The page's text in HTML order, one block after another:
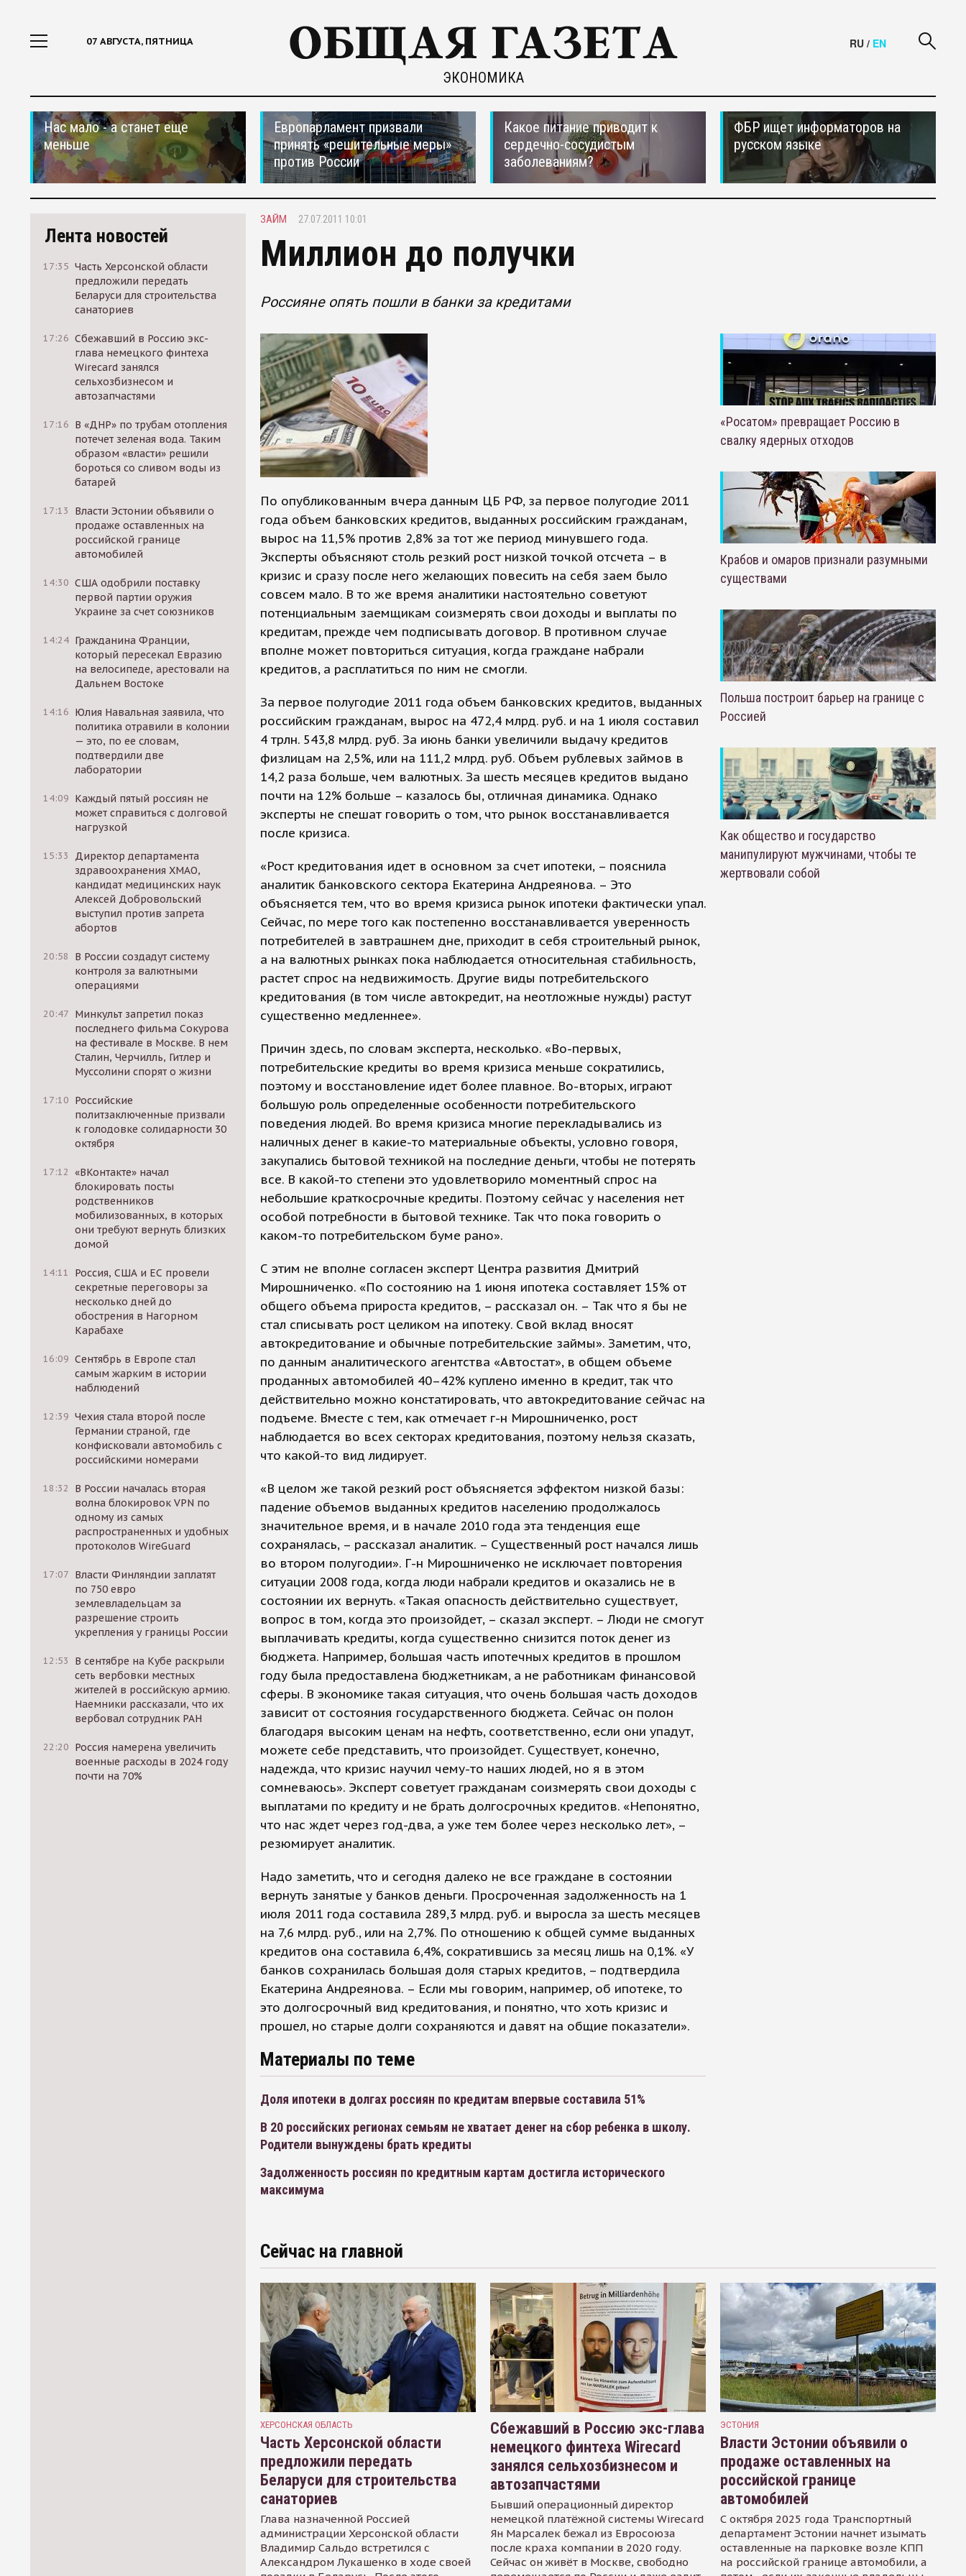
07 АВГУСТА, ПЯТНИЦА
ЭКОНОМИКА
RU / EN
Нас мало - а станет еще
меньше
Европарламент призвали
принять «решительные меры»
против России
Какое питание приводит к
сердечно-сосудистым
заболеваниям?
ФБР ищет информаторов на
русском языке
Лента новостей
17:35 Часть Херсонской области
предложили передать
Беларуси для строительства
санаториев
17:26 Сбежавший в Россию экс-
глава немецкого финтеха
Wirecard занялся
сельхозбизнесом и
автозапчастями
17:16 В «ДНР» по трубам отопления
потечет зеленая вода. Таким
образом «власти» решили
бороться со сливом воды из
батарей
17:13
Власти Эстонии объявили о
продаже оставленных на
российской границе
автомобилей
14:30 США одобрили поставку
первой партии оружия
Украине за счет союзников
14:24 Гражданина Франции,
который пересекал Евразию
на велосипеде, арестовали на
Дальнем Востоке
14:16 Юлия Навальная заявила, что
политика отравили в колонии
— это, по ее словам,
подтвердили две
лаборатории
14:09 Каждый пятый россиян не
может справиться с долговой
нагрузкой
15:33
Директор департамента
здравоохранения ХМАО,
кандидат медицинских наук
Алексей Добровольский
выступил против запрета
абортов
20:58
В России создадут систему
контроля за валютными
операциями
20:47 Минкульт запретил показ
последнего фильма Сокурова
на фестивале в Москве. В нем
Сталин, Черчилль, Гитлер и
Муссолини спорят о жизни
17:10 Российские
политзаключенные призвали
к голодовке солидарности 30
октября
17:12 «ВКонтакте» начал
блокировать посты
родственников
мобилизованных, в которых
они требуют вернуть близких
домой
14:11
Россия, США и ЕС провели
секретные переговоры за
несколько дней до
обострения в Нагорном
Карабахе
16:09 Сентябрь в Европе стал
самым жарким в истории
наблюдений
12:39 Чехия стала второй после
Германии страной, где
конфисковали автомобиль с
российскими номерами
18:32
В России началась вторая
волна блокировок VPN по
одному из самых
распространенных и удобных
протоколов WireGuard
17:07 Власти Финляндии заплатят
по 750 евро
землевладельцам за
разрешение строить
укрепления у границы России
12:53
В сентябре на Кубе раскрыли
сеть вербовки местных
жителей в российскую армию.
Наемники рассказали, что их
вербовал сотрудник РАН
22:20 Россия намерена увеличить
военные расходы в 2024 году
почти на 70%
ЗАЙМ 27.07.2011 10:01
Миллион до получки
Россияне опять пошли в банки за кредитами
По опубликованным вчера данным ЦБ РФ, за первое полугодие 2011
года объем банковских кредитов, выданных российским гражданам,
вырос на 11,5% против 2,8% за тот же период минувшего года.
Эксперты объясняют столь резкий рост низкой точкой отсчета – в
кризис и сразу после него желающих повесить на себя заем было
совсем мало. В то же время аналитики настоятельно советуют
потенциальным заемщикам соизмерять свои доходы и выплаты по
кредитам, прежде чем подписывать договор. В противном случае
вполне может повториться ситуация, когда граждане набрали
кредитов, а расплатиться по ним не смогли.
За первое полугодие 2011 года объем банковских кредитов, выданных
российским гражданам, вырос на 472,4 млрд. руб. и на 1 июля составил
4 трлн. 543,8 млрд. руб. За июнь банки увеличили выдачу кредитов
физлицам на 2,5%, или на 111,2 млрд. руб. Объем рублевых займов в
14,2 раза больше, чем валютных. За шесть месяцев кредитов выдано
почти на 12% больше – казалось бы, отличная динамика. Однако
эксперты не спешат говорить о том, что рынок восстанавливается
после кризиса.
«Рост кредитования идет в основном за счет ипотеки, – пояснила
аналитик банковского сектора Екатерина Андреянова. – Это
объясняется тем, что во время кризиса рынок ипотеки фактически упал.
Сейчас, по мере того как постепенно восстанавливается уверенность
потребителей в завтрашнем дне, приходит в себя строительный рынок,
а на валютных рынках пока наблюдается относительная стабильность,
растет спрос на недвижимость. Другие виды потребительского
кредитования (в том числе автокредит, на неотложные нужды) растут
существенно медленнее».
Причин здесь, по словам эксперта, несколько. «Во-первых,
потребительские кредиты во время кризиса меньше сократились,
поэтому и восстановление идет более плавное. Во-вторых, играют
большую роль определенные особенности потребительского
поведения людей. Во время кризиса многие перекладывались из
наличных денег в какие-то материальные объекты, условно говоря,
закупались бытовой техникой на последние деньги, чтобы не потерять
все. В какой-то степени это удовлетворило моментный спрос на
небольшие краткосрочные кредиты. Поэтому сейчас у населения нет
особой потребности в бытовой технике. Так что пока говорить о
каком-то потребительском буме рано».
С этим не вполне согласен эксперт Центра развития Дмитрий
Мирошниченко. «По состоянию на 1 июня ипотека составляет 15% от
общего объема прироста кредитов, – рассказал он. – Так что я бы не
стал списывать рост целиком на ипотеку. Свой вклад вносят
автокредитование и обычные потребительские займы». Заметим, что,
по данным аналитического агентства «Автостат», в общем объеме
проданных автомобилей 40–42% куплено именно в кредит, так что
действительно можно констатировать, что автокредитование сейчас на
подъеме. Вместе с тем, как отмечает г-н Мирошниченко, рост
наблюдается во всех секторах кредитования, поэтому нельзя сказать,
что какой-то вид лидирует.
«В целом же такой резкий рост объясняется эффектом низкой базы:
падение объемов выданных кредитов населению продолжалось
значительное время, и в начале 2010 года эта тенденция еще
сохранялась, – рассказал аналитик. – Существенный рост начался лишь
во втором полугодии». Г-н Мирошниченко не исключает повторения
ситуации 2008 года, когда люди набрали кредитов и оказались не в
состоянии их вернуть. «Такая опасность действительно существует,
вопрос в том, когда это произойдет, – сказал эксперт. – Люди не смогут
выплачивать кредиты, когда существенно снизится поток денег из
бюджета. Например, большая часть ипотечных кредитов в прошлом
году была предоставлена бюджетникам, а не работникам финансовой
сферы. В экономике такая ситуация, что очень большая часть доходов
зависит от состояния государственного бюджета. Сейчас он полон
благодаря высоким ценам на нефть, соответственно, если они упадут,
можете себе представить, что произойдет. Существует, конечно,
надежда, что кризис научил чему-то наших людей, но я в этом
сомневаюсь». Эксперт советует гражданам соизмерять свои доходы с
выплатами по кредиту и не брать долгосрочных кредитов. «Непонятно,
что нас ждет через год-два, а уже тем более через несколько лет», –
резюмирует аналитик.
Надо заметить, что и сегодня далеко не все граждане в состоянии
вернуть занятые у банков деньги. Просроченная задолженность на 1
июля 2011 года составила 289,3 млрд. руб. и выросла за шесть месяцев
на 7,6 млрд. руб., или на 2,7%. По отношению к общей сумме выданных
кредитов она составила 6,4%, сократившись за месяц лишь на 0,1%. «У
банков сохранилась большая доля старых кредитов, – подтвердила
Екатерина Андреянова. – Если мы говорим, например, об ипотеке, то
это долгосрочный вид кредитования, и понятно, что хоть кризис и
прошел, но старые долги сохраняются и давят на общие показатели».
Материалы по теме
Доля ипотеки в долгах россиян по кредитам впервые составила 51%
В 20 российских регионах семьям не хватает денег на сбор ребенка в школу.
Родители вынуждены брать кредиты
Задолженность россиян по кредитным картам достигла исторического
максимума
«Росатом» превращает Россию в
свалку ядерных отходов
Крабов и омаров признали разумными
существами
Польша построит барьер на границе с
Россией
Как общество и государство
манипулируют мужчинами, чтобы те
жертвовали собой
Сейчас на главной
ХЕРСОНСКАЯ ОБЛАСТЬ
Часть Херсонской области
предложили передать
Беларуси для строительства
санаториев
Глава назначенной Россией
администрации Херсонской области
Владимир Сальдо встретился с
Александром Лукашенко в ходе своей
Сбежавший в Россию экс-глава
немецкого финтеха Wirecard
занялся сельхозбизнесом и
автозапчастями
Бывший операционный директор
немецкой платёжной системы Wirecard
Ян Марсалек бежал из Евросоюза
после краха компании в 2020 году.
Сейчас он живёт в Москве, свободно
ЭСТОНИЯ
Власти Эстонии объявили о
продаже оставленных на
российской границе
автомобилей
С октября 2025 года Транспортный
департамент Эстонии начнет изымать
оставленные на парковке возле КПП
на российской границе автомобили, а